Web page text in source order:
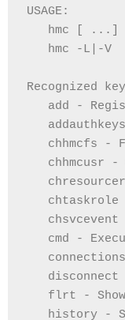
USAGE:
hmc [ ...]
   hmc -L|-V
Recognized
add -
chhmcfs -
chhmcusr -
chtaskrole
chsvcevent
cmd -
disconnect
flrt -
history -